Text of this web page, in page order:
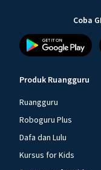
Coba
Produk Ruangguru
Ruangguru
Roboguru Plus
Dafa dan Lulu
Kursus for Kids